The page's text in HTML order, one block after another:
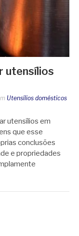
utensílios
Utensílios domésticos
utensílios em
que esse
conclusões
e propriedades